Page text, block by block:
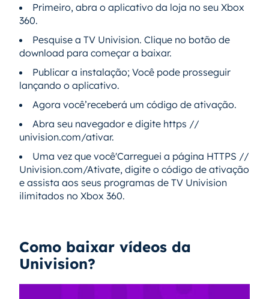
Primeiro, abra o aplicativo da loja no seu Xbox
360.
Pesquise a TV Univision. Clique no botão de
download para começar a baixar.
Publicar a instalação; Você pode prosseguir
lançando o aplicativo.
Agora você’receberá um código de ativação.
Abra seu navegador e digite https //
univision.com/ativar.
Uma vez que você'Carreguei a página HTTPS //
Univision.com/Ativate, digite o código de ativação
e assista aos seus programas de TV Univision
ilimitados no Xbox 360.
Como baixar vídeos da
Univision?